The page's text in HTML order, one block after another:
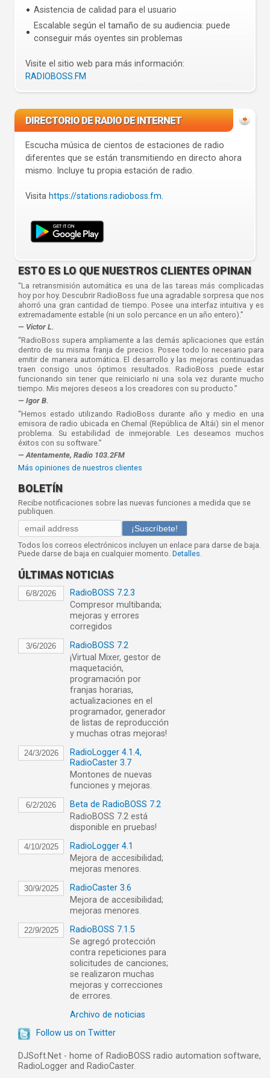
Asistencia de calidad para el usuario
Escalable según el tamaño de su audiencia: puede
conseguir más oyentes sin problemas
Visite el sitio web para más información:
RADIOBOSS.FM
DIRECTORIO DE RADIO DE INTERNET
Escucha música de cientos de estaciones de radio
diferentes que se están transmitiendo en directo ahora
mismo. Incluye tu propia estación de radio.
Visita https://stations.radioboss.fm.
ESTO ES LO QUE NUESTROS CLIENTES OPINAN
“La retransmisión automática es una de las tareas más complicadas
hoy por hoy. Descubrir RadioBoss fue una agradable sorpresa que nos
ahorró una gran cantidad de tiempo. Posee una interfaz intuitiva y es
extremadamente estable (ni un solo percance en un año entero).”
— Victor L.
“RadioBoss supera ampliamente a las demás aplicaciones que están
dentro de su misma franja de precios. Posee todo lo necesario para
emitir de manera automática. El desarrollo y las mejoras continuadas
traen consigo unos óptimos resultados. RadioBoss puede estar
funcionando sin tener que reiniciarlo ni una sola vez durante mucho
tiempo. Mis mejores deseos a los creadores con su producto.”
— Igor B.
“Hemos estado utilizando RadioBoss durante año y medio en una
emisora de radio ubicada en Chemal (República de Altái) sin el menor
problema. Su estabilidad de inmejorable. Les deseamos muchos
éxitos con su software.”
— Atentamente, Radio 103.2FM
Más opiniones de nuestros clientes
BOLETÍN
Recibe notificaciones sobre las nuevas funciones a medida que se
publiquen.
¡Suscríbete!
Todos los correos electrónicos incluyen un enlace para darse de baja.
Puede darse de baja en cualquier momento. Detalles
ÚLTIMAS NOTICIAS
6/8/2026
RadioBOSS 7.2.3
Compresor multibanda;
mejoras y errores
corregidos
3/6/2026
RadioBOSS 7.2
¡Virtual Mixer, gestor de
maquetación,
programación por
franjas horarias,
actualizaciones en el
programador, generador
de listas de reproducción
y muchas otras mejoras!
24/3/2026
RadioLogger 4.1.4,
RadioCaster 3.7
Montones de nuevas
funciones y mejoras.
6/2/2026
Beta de RadioBOSS 7.2
RadioBOSS 7.2 está
disponible en pruebas!
4/10/2025
RadioLogger 4.1
Mejora de accesibilidad;
mejoras menores.
30/9/2025
RadioCaster 3.6
Mejora de accesibilidad;
mejoras menores.
22/9/2025
RadioBOSS 7.1.5
Se agregó protección
contra repeticiones para
solicitudes de canciones;
se realizaron muchas
mejoras y correcciones
de errores.
Archivo de noticias
Follow us on Twitter
DJSoft.Net - home of RadioBOSS radio automation software,
RadioLogger and RadioCaster.